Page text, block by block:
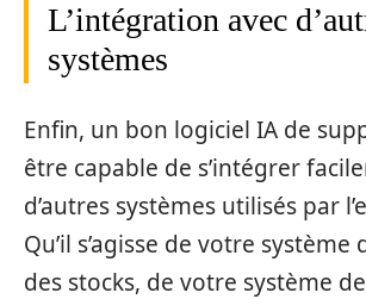
L’intégration avec
systèmes
Enfin, un bon logiciel IA de
être capable de s’intégrer
d’autres systèmes utilisés par
Qu’il s’agisse de votre système
des stocks, de votre système